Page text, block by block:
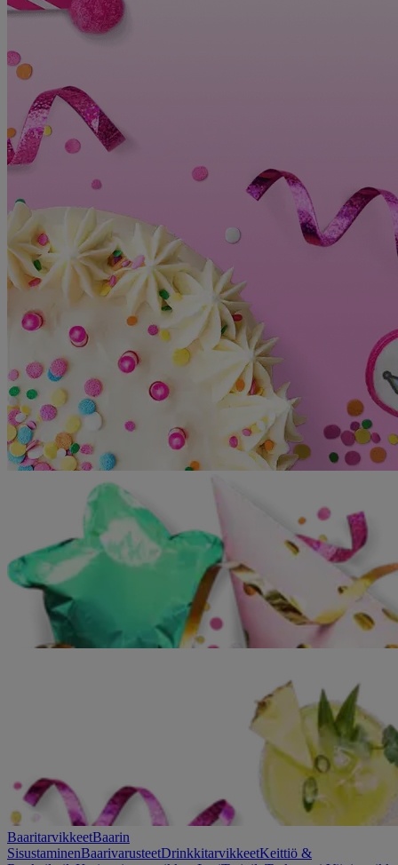
BaaritarvikkeetBaarin
SisustaminenBaarivarusteetDrinkkitarvikkeetKeittiö &